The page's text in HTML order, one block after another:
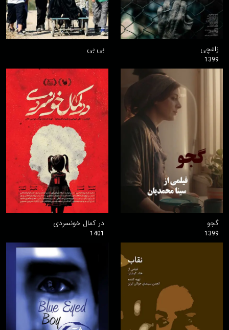
زاغچی
1399
بی بی
گجو
1399
در کمال خونسردی
1401